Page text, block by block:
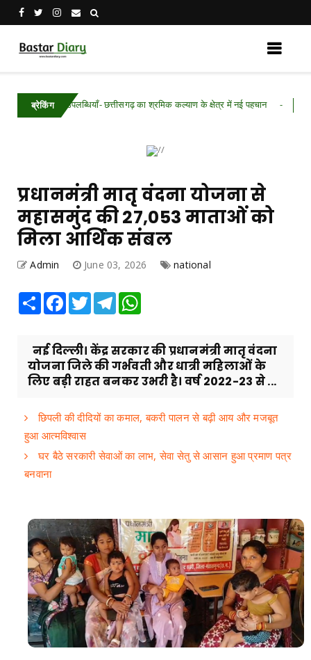
ब्रेकिंग
उपलब्धियाँ- छत्तीसगढ़ का श्रमिक कल्याण के क्षेत्र में नई पहचान Chhattisgarh
प्रधानमंत्री मातृ वंदना योजना से
महासमुंद की 27,053 माताओं को
मिला आर्थिक संबल
Admin June 03, 2026 national
Share Facebook
TwitterTelegram
नई दिल्ली। केंद्र सरकार की प्रधानमंत्री मातृ वंदना
योजना जिले की गर्भवती और धात्री महिलाओं के
लिए बड़ी राहत बनकर उभरी है। वर्ष 2022-23 से ...
छिपली की दीदियों का कमाल, बकरी पालन से बढ़ी आय और मजबूत
हुआ आत्मविश्वास
घर बैठे सरकारी सेवाओं का लाभ, सेवा सेतु से आसान हुआ प्रमाण पत्र
बनवाना